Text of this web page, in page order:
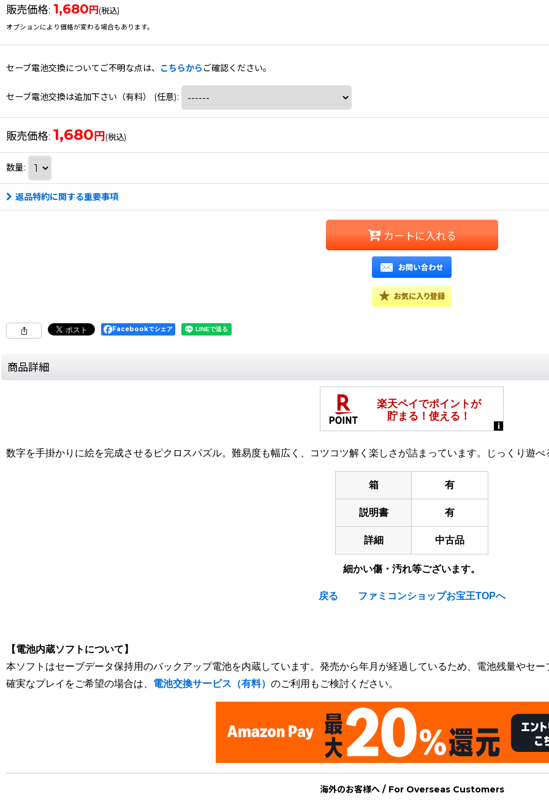
販売価格: 1,680 円 (税込)
オプションにより価格が変わる場合もあります。
セーブ電池交換についてご不明な点は、 こちらから ご確認ください。
セーブ電池交換は追加下さい（有料） (任意):
販売価格: 1,680円(税込)
数量:
返品特約に関する重要事項
カートに入れる
Facebookでシェア
商品詳細
数字を手掛かりに絵を完成させるピクロスパズル。難易度も幅広く、コツコツ解く楽しさが詰まっています。じっくり遊べ
箱 有
説明書 有
詳細 中古品
細かい傷・汚れ等ございます。
戻る ファミコンショップお宝王TOPへ
【電池内蔵ソフトについて】
本ソフトはセーブデータ保持用のバックアップ電池を内蔵しています。発売から年月が経過しているため、電池残量やセー
確実なプレイをご希望の場合は、 電池交換サービス（有料） のご利用もご検討ください。
海外のお客様へ / For Overseas Customers